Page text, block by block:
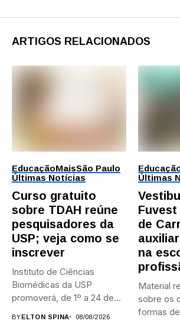
ARTIGOS RELACIONADOS
EducaçãoMaisSão Paulo
Últimas Notícias
Curso gratuito
sobre TDAH reúne
pesquisadores da
USP; veja como se
inscrever
Instituto de Ciências
Biomédicas da USP
promoverá, de 1º a 24 de...
BYELTON SPINA 08/08/2026
Últimas
Fuvest
de
na
Material
sobre os
formas